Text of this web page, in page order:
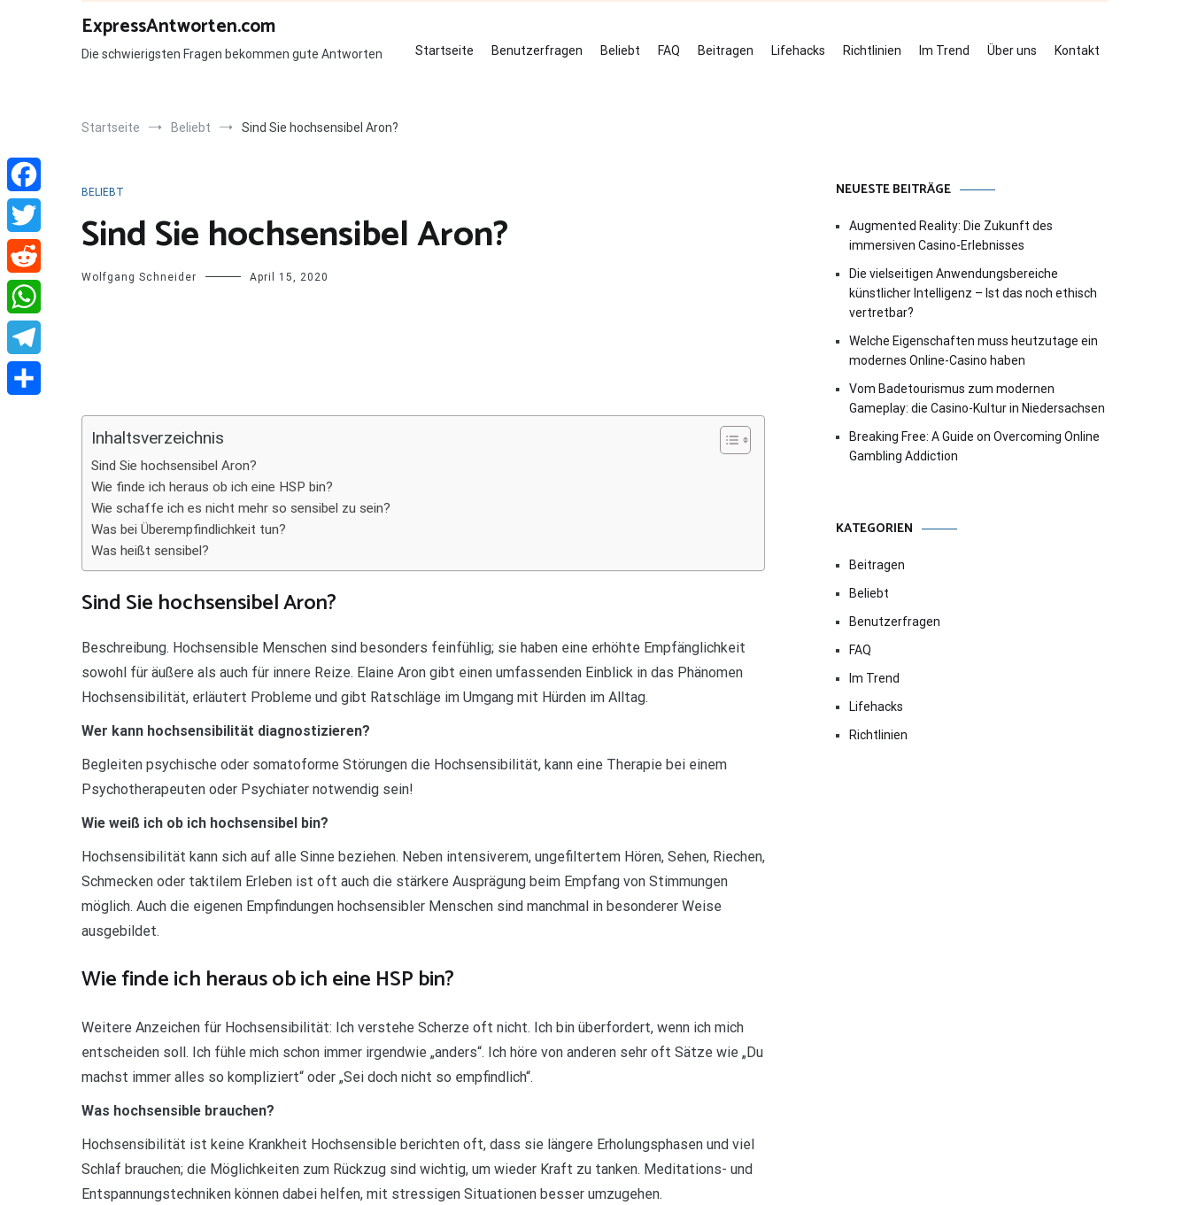
ExpressAntworten.com
Die schwierigsten Fragen bekommen gute Antworten Startseite Benutzerfragen Beliebt FAQ Beitragen Lifehacks Richtlinien Im Trend Über uns Kontakt
Startseite Beliebt Sind Sie hochsensibel Aron?
BELIEBT
Sind Sie hochsensibel Aron?
Wolfgang Schneider April 15, 2020
Inhaltsverzeichnis
Sind Sie hochsensibel Aron?
Wie finde ich heraus ob ich eine HSP bin?
Wie schaffe ich es nicht mehr so sensibel zu sein?
Was bei Überempfindlichkeit tun?
Was heißt sensibel?
Sind Sie hochsensibel Aron?
Beschreibung. Hochsensible Menschen sind besonders feinfühlig; sie haben eine erhöhte Empfänglichkeit
sowohl für äußere als auch für innere Reize. Elaine Aron gibt einen umfassenden Einblick in das Phänomen
Hochsensibilität, erläutert Probleme und gibt Ratschläge im Umgang mit Hürden im Alltag.
Wer kann hochsensibilität diagnostizieren?
Begleiten psychische oder somatoforme Störungen die Hochsensibilität, kann eine Therapie bei einem
Psychotherapeuten oder Psychiater notwendig sein!
Wie weiß ich ob ich hochsensibel bin?
Hochsensibilität kann sich auf alle Sinne beziehen. Neben intensiverem, ungefiltertem Hören, Sehen, Riechen,
Schmecken oder taktilem Erleben ist oft auch die stärkere Ausprägung beim Empfang von Stimmungen
möglich. Auch die eigenen Empfindungen hochsensibler Menschen sind manchmal in besonderer Weise
ausgebildet.
Wie finde ich heraus ob ich eine HSP bin?
Weitere Anzeichen für Hochsensibilität: Ich verstehe Scherze oft nicht. Ich bin überfordert, wenn ich mich
entscheiden soll. Ich fühle mich schon immer irgendwie „anders“. Ich höre von anderen sehr oft Sätze wie „Du
machst immer alles so kompliziert“ oder „Sei doch nicht so empfindlich“.
Was hochsensible brauchen?
Hochsensibilität ist keine Krankheit Hochsensible berichten oft, dass sie längere Erholungsphasen und viel
Schlaf brauchen; die Möglichkeiten zum Rückzug sind wichtig, um wieder Kraft zu tanken. Meditations- und
Entspannungstechniken können dabei helfen, mit stressigen Situationen besser umzugehen.
NEUESTE BEITRÄGE
Augmented Reality: Die Zukunft des
immersiven Casino-Erlebnisses
Die vielseitigen Anwendungsbereiche
künstlicher Intelligenz – Ist das noch ethisch
vertretbar?
Welche Eigenschaften muss heutzutage ein
modernes Online-Casino haben
Vom Badetourismus zum modernen
Gameplay: die Casino-Kultur in Niedersachsen
Breaking Free: A Guide on Overcoming Online
Gambling Addiction
KATEGORIEN
Beitragen
Beliebt
Benutzerfragen
FAQ
Im Trend
Lifehacks
Richtlinien
Facebook
Twitter
Reddit
WhatsApp
Telegram